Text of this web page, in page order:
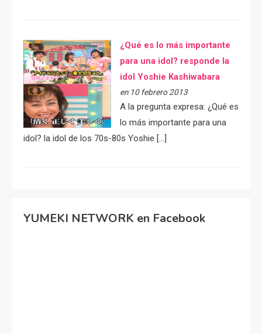
¿Qué es lo más importante
para una idol? responde la
idol Yoshie Kashiwabara
en 10 febrero 2013
A la pregunta expresa: ¿Qué es
lo más importante para una
idol? la idol de los 70s-80s Yoshie […]
YUMEKI NETWORK en Facebook